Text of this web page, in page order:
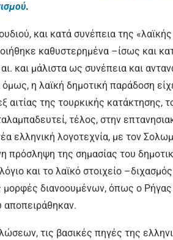
.
και κατά συνέπεια της
καθυστερημένα –ίσως και
και μάλιστα ως συνέπεια και
η λαϊκή δημοτική παράδοση
αιτίας της τουρκικής κατάκτησης,
τέλος, στην
ελληνική λογοτεχνία, με τον
πρόσληψη της σημασίας του
και το λαϊκό στοιχείο
διανοουμένων, όπως ο Ρήγας
τις βα­σι­κές πη­γές της